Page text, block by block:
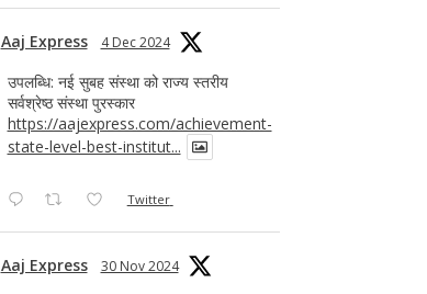
Aaj Express 4 Dec 2024
उपलब्धि: नई सुबह संस्था को राज्य स्तरीय
सर्वश्रेष्ठ संस्था पुरस्कार
https://aajexpress.com/achievement-
state-level-best-institut...
Twitter
Aaj Express 30 Nov 2024